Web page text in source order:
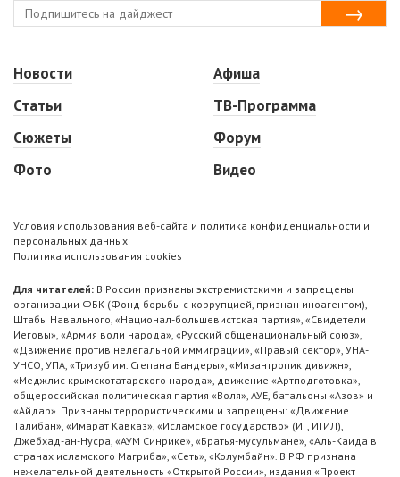
Новости
Статьи
Сюжеты
Фото
Афиша
ТВ-Программа
Форум
Видео
Условия использования веб-сайта и политика конфиденциальности и
персональных данных
Политика использования cookies
Для читателей: В России признаны экстремистскими и запрещены
организации ФБК (Фонд борьбы с коррупцией, признан иноагентом),
Штабы Навального, «Национал-большевистская партия», «Свидетели
Иеговы», «Армия воли народа», «Русский общенациональный союз»,
«Движение против нелегальной иммиграции», «Правый сектор», УНА-
УНСО, УПА, «Тризуб им. Степана Бандеры», «Мизантропик дивижн»,
«Меджлис крымскотатарского народа», движение «Артподготовка»,
общероссийская политическая партия «Воля», АУЕ, батальоны «Азов» и
«Айдар». Признаны террористическими и запрещены: «Движение
Талибан», «Имарат Кавказ», «Исламское государство» (ИГ, ИГИЛ),
Джебхад-ан-Нусра, «АУМ Синрике», «Братья-мусульмане», «Аль-Каида в
странах исламского Магриба», «Сеть», «Колумбайн». В РФ признана
нежелательной деятельность «Открытой России», издания «Проект